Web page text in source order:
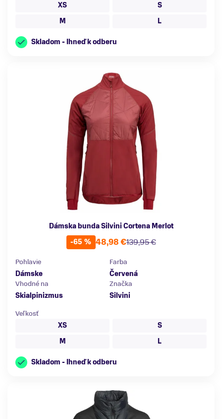
XS
S
M
L
Skladom - Ihneď k odberu
Dámska bunda Silvini Cortena Merlot
-65 %
139,95 €
48,98 €
Pohlavie
Dámske
Farba
Červená
Vhodné na
Skialpinizmus
Značka
Silvini
Veľkosť
XS
S
M
L
Skladom - Ihneď k odberu